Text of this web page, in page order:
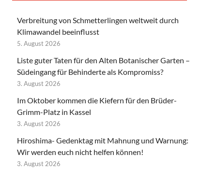
Verbreitung von Schmetterlingen weltweit durch
Klimawandel beeinflusst
5. August 2026
Liste guter Taten für den Alten Botanischer Garten –
Südeingang für Behinderte als Kompromiss?
3. August 2026
Im Oktober kommen die Kiefern für den Brüder-
Grimm-Platz in Kassel
3. August 2026
Hiroshima- Gedenktag mit Mahnung und Warnung:
Wir werden euch nicht helfen können!
3. August 2026